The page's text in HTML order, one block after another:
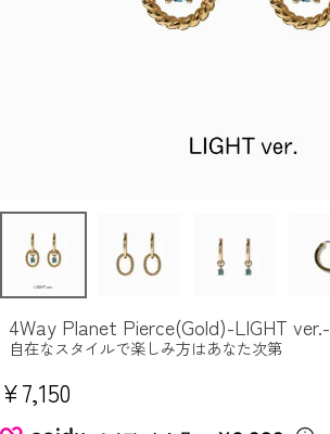
自在なスタイルで楽しみ方はあなた次第
4Way Planet Pierce(Gold)-LIGHT ver.-
¥7,150